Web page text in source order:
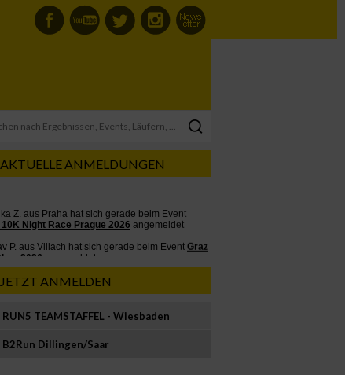
AKTUELLE ANMELDUNGEN
JETZT ANMELDEN
RUN5 TEAMSTAFFEL - Wiesbaden
B2Run Dillingen/Saar